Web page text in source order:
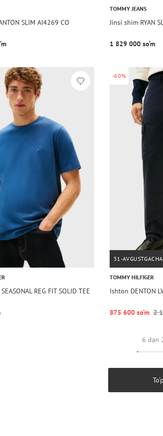
SLIM AI4269 CO
TOMMY JEANS
Jinsi shim RYAN
1 829 000 so‘m
REG FIT SOLID TEE
-60%
31-
TOMMY HILFIGER
Ishton DENTON
875 600 so‘m 2
6 dan